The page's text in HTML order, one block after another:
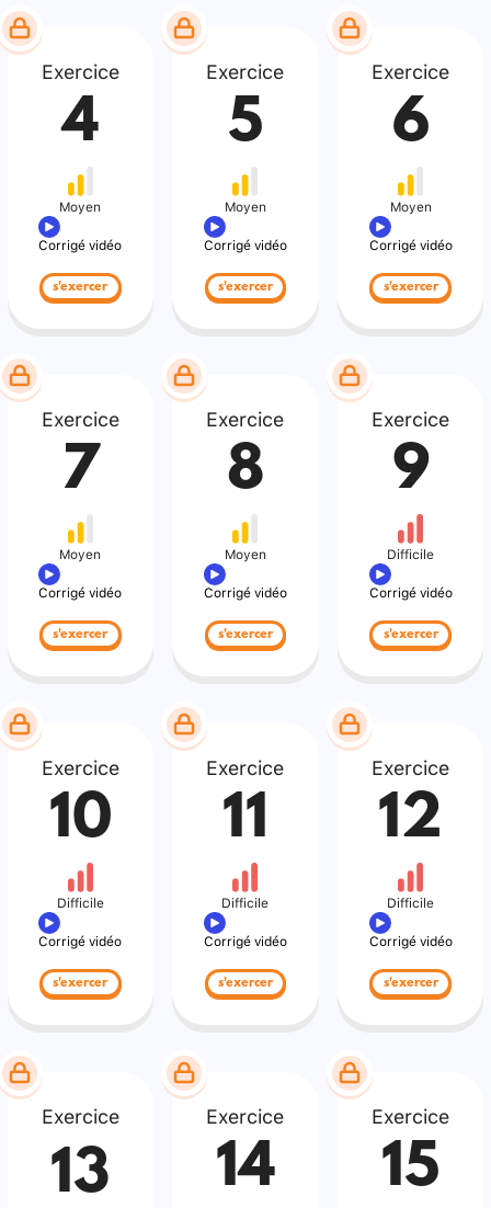
Exercice
4
Moyen
Corrigé vidéo
s'exercer
Exercice
5
Moyen
Corrigé vidéo
s'exercer
Exercice
6
Moyen
Corrigé vidéo
s'exercer
Exercice
7
Moyen
Corrigé vidéo
s'exercer
Exercice
8
Moyen
Corrigé vidéo
s'exercer
Exercice
9
Difficile
Corrigé vidéo
s'exercer
Exercice
10
Difficile
Corrigé vidéo
s'exercer
Exercice
11
Difficile
Corrigé vidéo
s'exercer
Exercice
12
Difficile
Corrigé vidéo
s'exercer
Exercice
13
Exercice
14
Exercice
15